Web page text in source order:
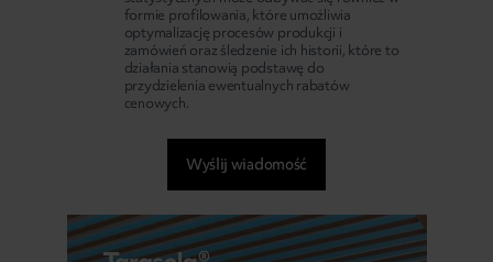
formie profilowania, które umożliwia
optymalizację procesów produkcji i
zamówień oraz śledzenie ich historii, które to
działania stanowią podstawę do
przydzielenia ewentualnych rabatów
cenowych.